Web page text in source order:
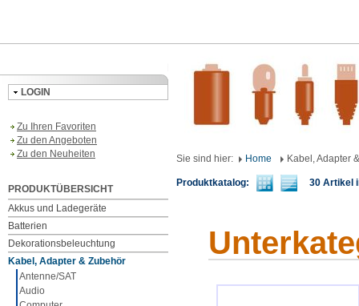
LOGIN
Zu Ihren Favoriten
Zu den Angeboten
Zu den Neuheiten
PRODUKTÜBERSICHT
Akkus und Ladegeräte
Batterien
Dekorationsbeleuchtung
Kabel, Adapter & Zubehör
Antenne/SAT
Audio
Sie sind hier: Home Kabel, Adapter
Produktkatalog: 30 Artikel